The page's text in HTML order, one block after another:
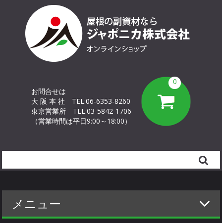
お問合せは
大 阪 本 社 TEL:06-6353-8260
東京営業所 TEL:03-5842-1706
（営業時間は平日9:00～18:00）
0
メニュー